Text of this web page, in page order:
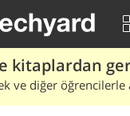
kitaplardan
ve diğer öğrencilerle